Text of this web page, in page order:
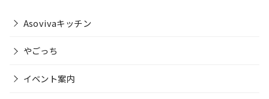
Asovivaキッチン
やごっち
イベント案内